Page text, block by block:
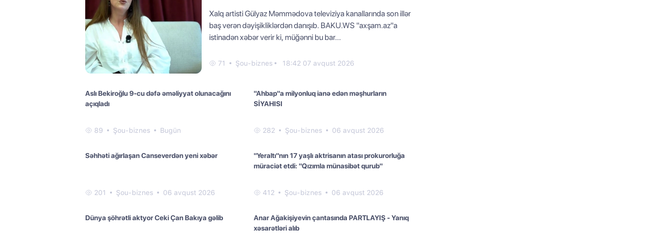
Xalq artisti Gülyaz Məmmədova televiziya kanallarında son illər
baş verən dəyişikliklərdən danışıb. BAKU.WS "axşam.az"a
istinadən xəbər verir ki, müğənni bu bar...
71 Şou-biznes 18:42 07 avqust 2026
Aslı Bekiroğlu 9-cu dəfə əməliyyat olunacağını
açıqladı
89 Şou-biznes Bugün
"Ahbap"a milyonluq ianə edən məşhurların
SİYAHISI
282 Şou-biznes 06 avqust 2026
Səhhəti ağırlaşan Canseverdən yeni xəbər
201 Şou-biznes 06 avqust 2026
"Yeraltı"nın 17 yaşlı aktrisanın atası prokurorluğa
müraciət etdi: "Qızımla münasibət qurub"
412 Şou-biznes 06 avqust 2026
Dünya şöhrətli aktyor Ceki Çan Bakıya gəlib
Anar Ağakişiyevin çantasında PARTLAYIŞ - Yanıq
xəsarətləri alıb